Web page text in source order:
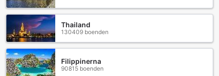
Thailand
130409 boenden
Filippinerna
90815 boenden